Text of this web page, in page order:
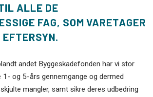
ALLE DE
FAG, SOM VARETAGER
andet Byggeskadefonden har vi stor
og 5-års gennemgange og dermed
mangler, samt sikre deres udbedring